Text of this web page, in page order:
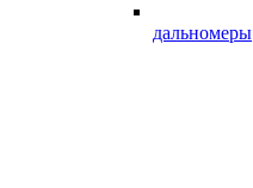
дальномеры